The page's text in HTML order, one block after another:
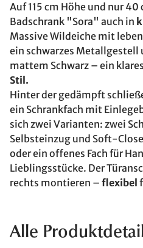
Auf 115 cm Höhe und nur
Badschrank "Sora" auch in
Massive Wildeiche mit
ein schwarzes Metallgestell
mattem Schwarz – ein
Stil.
Hinter der gedämpft
ein Schrankfach mit
sich zwei Varianten: zwei
Selbsteinzug und Soft-
oder ein offenes Fach für
Lieblingsstücke. Der
rechts montieren – flexibel
Alle